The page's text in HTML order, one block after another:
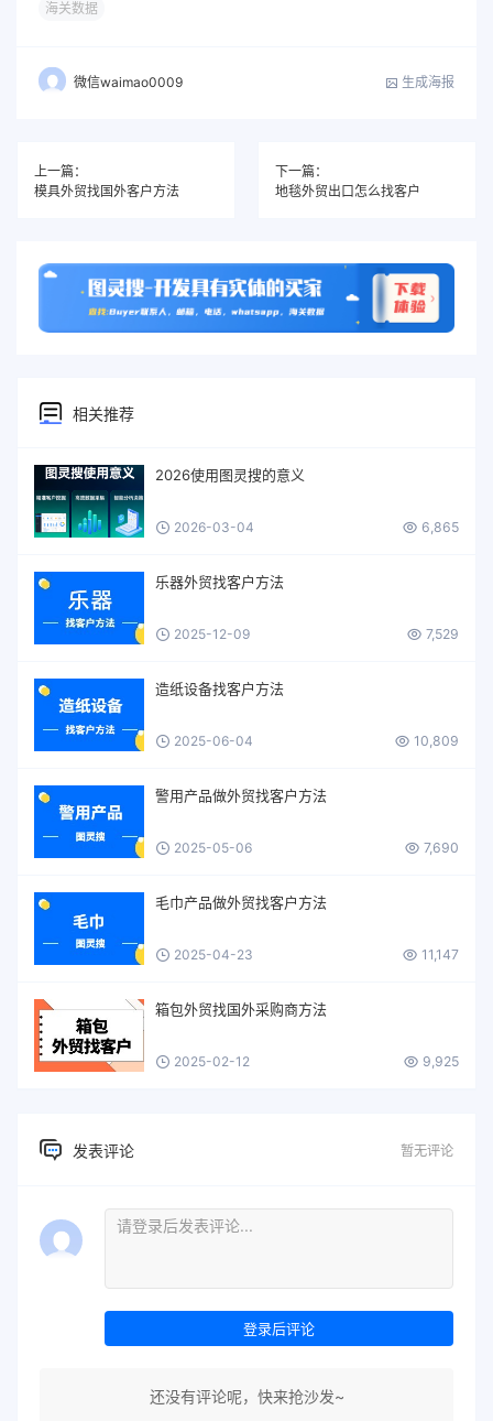
海关数据
微信waimao0009 生成海报
上一篇：
模具外贸找国外客户方法
下一篇：
地毯外贸出口怎么找客户
相关推荐
2026使用图灵搜的意义
2026-03-04 6,865
乐器外贸找客户方法
2025-12-09 7,529
造纸设备找客户方法
2025-06-04 10,809
警用产品做外贸找客户方法
2025-05-06 7,690
毛巾产品做外贸找客户方法
2025-04-23 11,147
箱包外贸找国外采购商方法
2025-02-12 9,925
发表评论 暂无评论
登录后评论
还没有评论呢，快来抢沙发~